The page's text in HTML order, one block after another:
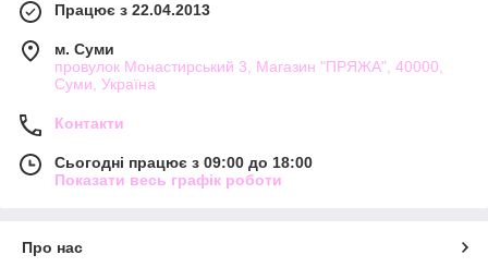
Працює з 22.04.2013
м. Суми
провулок Монастирський 3, Магазин "ПРЯЖА", 40000,
Суми, Україна
Контакти
Сьогодні працює з 09:00 до 18:00
Показати весь графік роботи
Про нас